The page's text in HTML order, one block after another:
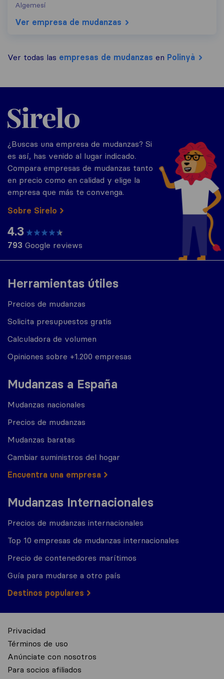
Algemesí
Ver empresa de mudanzas
Ver todas las empresas de mudanzas en Polinyà
Herramientas útiles
Precios de mudanzas
Solicita presupuestos gratis
Calculadora de volumen
Opiniones sobre +1.200 empresas
Mudanzas a España
Mudanzas nacionales
Precios de mudanzas
Mudanzas baratas
Cambiar suministros del hogar
Encuentra una empresa
Mudanzas Internacionales
Precios de mudanzas internacionales
Top 10 empresas de mudanzas internacionales
Precio de contenedores marítimos
Guía para mudarse a otro país
Destinos populares
Sirelo.es
¿Buscas una empresa de mudanzas? Si
es así, has venido al lugar indicado.
Compara empresas de mudanzas tanto
en precio como en calidad y elige la
empresa que más te convenga.
Sobre Sirelo
4.3
793 Google reviews
Privacidad
Términos de uso
Anúnciate con nosotros
Para socios afiliados